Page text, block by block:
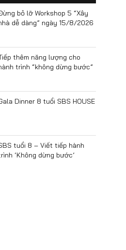
bỏ lỡ Workshop 5 “Xây
dễ dàng” ngày 15/8/2026
thêm năng lượng cho
trình “không dừng bước”
Dinner 8 tuổi SBS HOUSE
tuổi 8 – Viết tiếp hành
‘Không dừng bước’